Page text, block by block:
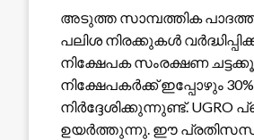
അടുത്ത സാമ്പത്തിക
പലിശ നിരക്കുകൾ
നിക്ഷേപക സംരക്ഷണ
നിക്ഷേപകർക്ക് ഇപ്പോഴും
നിർദ്ദേശിക്കുന്നുണ്ട്. UGRO
ഉയർത്തുന്നു. ഈ